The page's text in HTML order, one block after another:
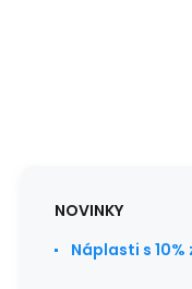
NOVINKY
Náplasti s